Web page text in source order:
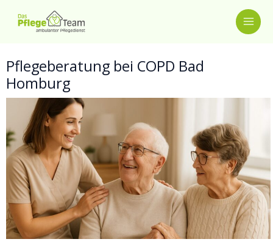
Inhalt
Pflegeberatung bei COPD Bad
Homburg